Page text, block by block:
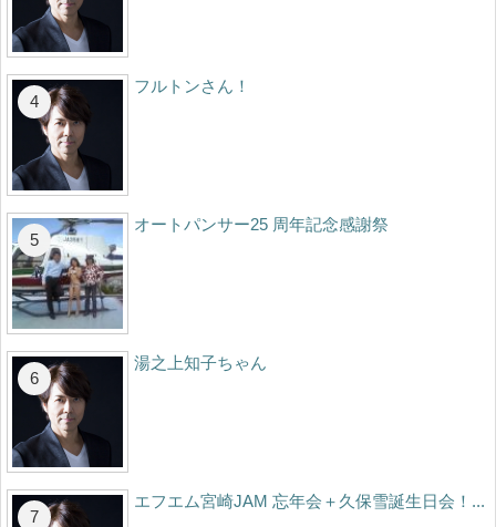
フルトンさん！
オートパンサー25 周年記念感謝祭
湯之上知子ちゃん
エフエム宮崎JAM 忘年会＋久保雪誕生日会！...